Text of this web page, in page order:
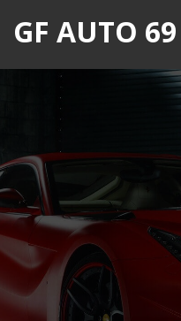
GF AUTO 69